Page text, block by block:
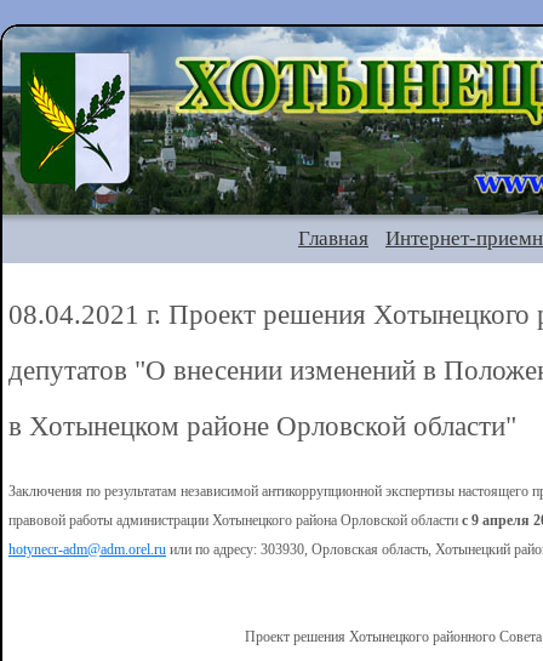
Главная Интернет-
08.04.2021 г. Проект решения Хотынецкого
депутатов "О внесении изменений в
в Хотынецком районе Орловской области"
Заключения по результатам независимой антикоррупционной экспертизы настоящего
правовой работы администрации Хотынецкого района Орловской области с 9 апреля
hotynecr-adm@adm.orel.ru или по адресу: 303930, Орловская область, Хотынецкий
Проект решения Хотынецкого районного